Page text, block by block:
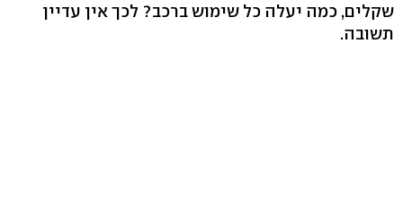
שקלים, כמה יעלה כל שימוש ברכב? לכך אין עדיין
תשובה.